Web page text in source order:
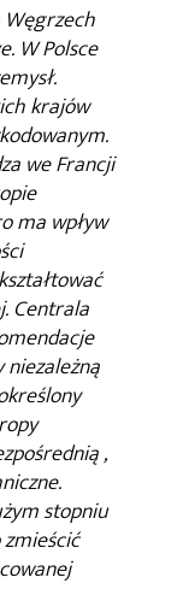
Węgrzech
W Polsce
krajów
we Francji
ma wpływ
Centrala
niezależną
,
stopniu